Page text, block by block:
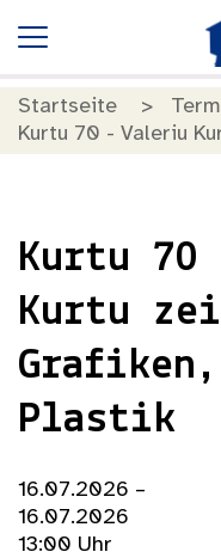
Startseite
Kurtu 70 - Valeriu
Kurtu
Kurtu
Plastik
16.07.2026 –
16.07.2026
13:00 Uhr